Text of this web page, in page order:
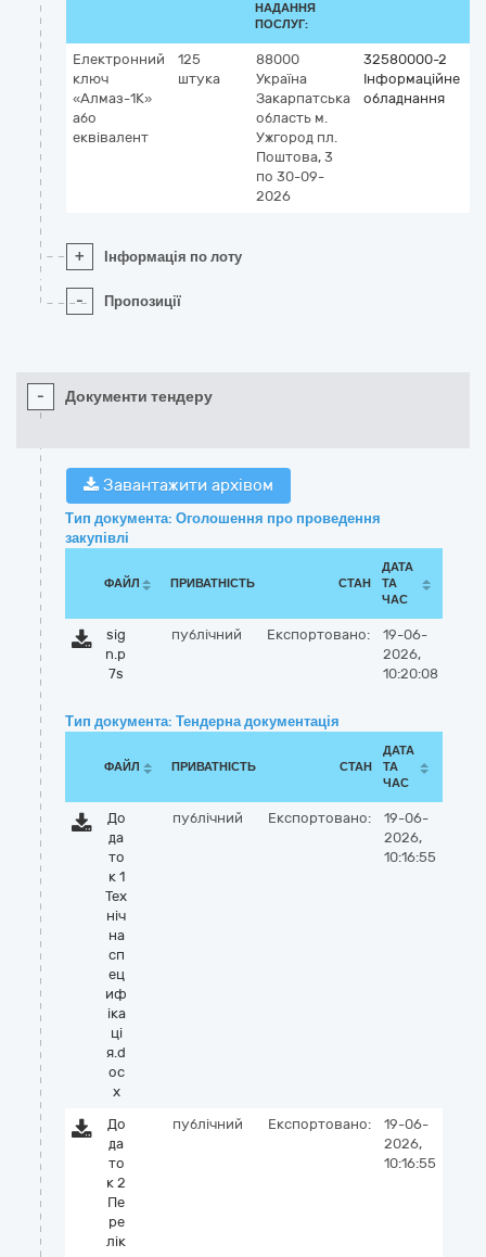
НАДАННЯ
ПОСЛУГ:
Електронний
ключ
«Алмаз-1К»
або
еквівалент
125
штука
88000
Україна
Закарпатська
область м.
Ужгород пл.
Поштова, 3
по 30-09-
2026
32580000-2
Інформаційне
обладнання
+ Інформація по лоту
- Пропозиції
- Документи тендеру
Завантажити архівом
Тип документа: Оголошення про проведення
закупівлі
ФАЙЛ ПРИВАТНІСТЬ СТАН
ДАТА
ТА
ЧАС
sig
n.p
7s
публічний Експортовано:
19-06-
2026,
10:20:08
Тип документа: Тендерна документація
ФАЙЛ ПРИВАТНІСТЬ СТАН
ДАТА
ТА
ЧАС
До
да
то
к 1
Тех
ніч
на
сп
ец
иф
іка
ці
я.d
oc
x
публічний Експортовано:
19-06-
2026,
10:16:55
До
да
то
к 2
Пе
ре
лік
публічний Експортовано:
19-06-
2026,
10:16:55